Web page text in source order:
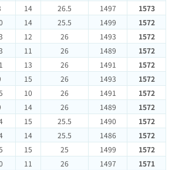
14 26.5 1497
1573
14 25.5 1499
1572
12 26 1493
1572
11 26 1489
1572
13 26 1491
1572
15 26 1493
1572
10 26 1491
1572
14 26 1489
1572
15 25.5 1490
1572
14 25.5 1486
1572
15 25 1499
1572
11 26 1497
1571